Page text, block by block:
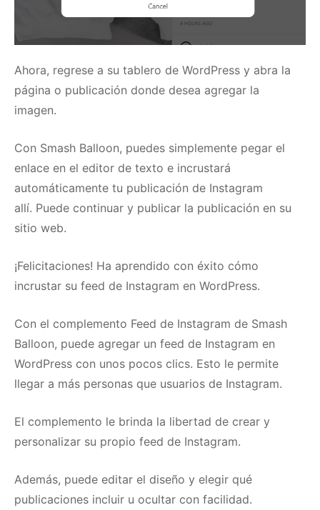
Ahora, regrese a su tablero de WordPress y abra la
página o publicación donde desea agregar la
imagen.
Con Smash Balloon, puedes simplemente pegar el
enlace en el editor de texto e incrustará
automáticamente tu publicación de Instagram
allí. Puede continuar y publicar la publicación en su
sitio web.
¡Felicitaciones! Ha aprendido con éxito cómo
incrustar su feed de Instagram en WordPress.
Con el complemento Feed de Instagram de Smash
Balloon, puede agregar un feed de Instagram en
WordPress con unos pocos clics. Esto le permite
llegar a más personas que usuarios de Instagram.
El complemento le brinda la libertad de crear y
personalizar su propio feed de Instagram.
Además, puede editar el diseño y elegir qué
publicaciones incluir u ocultar con facilidad.